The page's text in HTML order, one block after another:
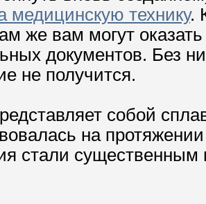
медицинскую технику.
же вам могут
документов. Без
не получится.
собой
на
стали